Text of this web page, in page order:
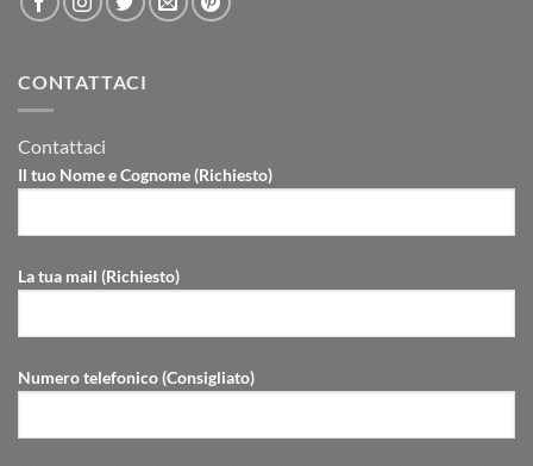
CONTATTACI
Contattaci
Il tuo Nome e Cognome (Richiesto)
La tua mail (Richiesto)
Numero telefonico (Consigliato)